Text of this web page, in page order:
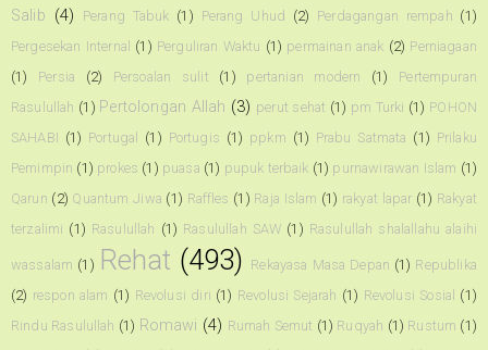
Salib (4) Perang Tabuk (1) Perang Uhud (2) Perdagangan rempah (1)
Pergesekan Internal (1) Perguliran Waktu (1) permainan anak (2) Perniagaan
(1)
Persia (2) Persoalan sulit (1) pertanian modern (1)
Pertempuran
Rasulullah (1) Pertolongan Allah (3) perut sehat (1) pm Turki (1) POHON
SAHABI (1) Portugal (1) Portugis (1) ppkm (1) Prabu Satmata (1) Prilaku
Pemimpin (1) prokes (1) puasa (1) pupuk terbaik (1) purnawirawan Islam (1)
Qarun (2) Quantum Jiwa (1) Raffles (1) Raja Islam (1) rakyat lapar (1) Rakyat
terzalimi (1) Rasulullah (1) Rasulullah SAW (1) Rasulullah shalallahu alaihi
wassalam (1) Rehat (493) Rekayasa Masa Depan (1) Republika
(2) respon alam (1) Revolusi diri (1) Revolusi Sejarah (1) Revolusi Sosial (1)
Rindu Rasulullah (1) Romawi (4) Rumah Semut (1) Ruqyah (1) Rustum (1)